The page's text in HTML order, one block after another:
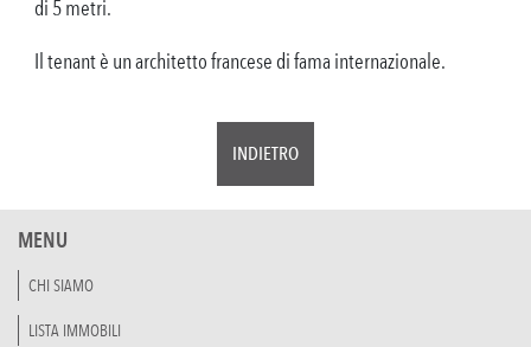
di 5 metri.
Il tenant è un architetto francese di fama internazionale.
INDIETRO
MENU
CHI SIAMO
LISTA IMMOBILI